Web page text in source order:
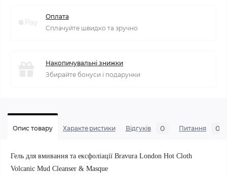
Оплата
Сплачуйте швидко та зручно
Накопичувальні знижки
Збирайте бонуси і подарунки
Опис товару Характеристики Відгуків 0 Питання 0
Гель для вмивання та ексфоліації Bravura London Hot Cloth
Volcanic Mud Cleanser & Masque